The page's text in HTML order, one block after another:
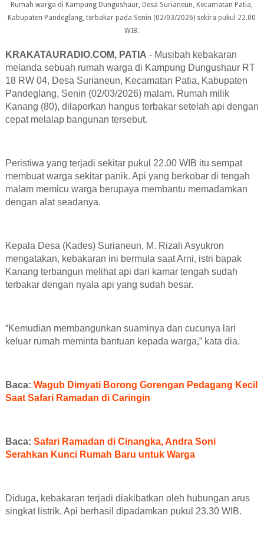
Rumah warga di Kampung Dungushaur, Desa Surianeun, Kecamatan Patia,
Kabupaten Pandeglang, terbakar pada Senin (02/03/2026) sekira pukul 22.00
WIB.
KRAKATAURADIO.COM, PATIA - Musibah kebakaran
melanda sebuah rumah warga di Kampung Dungushaur RT
18 RW 04, Desa Surianeun, Kecamatan Patia, Kabupaten
Pandeglang, Senin (02/03/2026) malam. Rumah milik
Kanang (80), dilaporkan hangus terbakar setelah api dengan
cepat melalap bangunan tersebut.
Peristiwa yang terjadi sekitar pukul 22.00 WIB itu sempat
membuat warga sekitar panik. Api yang berkobar di tengah
malam memicu warga berupaya membantu memadamkan
dengan alat seadanya.
Kepala Desa (Kades) Surianeun, M. Rizali Asyukron
mengatakan, kebakaran ini bermula saatArni, istri bapak
Kanang terbangun melihat api dari kamar tengah sudah
terbakar dengan nyala api yang sudah besar.
“Kemudian membangunkan suaminya dan cucunya lari
keluar rumah meminta bantuan kepada warga,” kata dia.
Baca: Wagub Dimyati Borong Gorengan Pedagang Kecil
Saat Safari Ramadan di Caringin
Baca: Safari Ramadan di Cinangka, Andra Soni
Serahkan Kunci Rumah Baru untuk Warga
Diduga, kebakaran terjadi diakibatkan oleh hubungan arus
singkat listrik. Api berhasil dipadamkan pukul 23.30 WIB.